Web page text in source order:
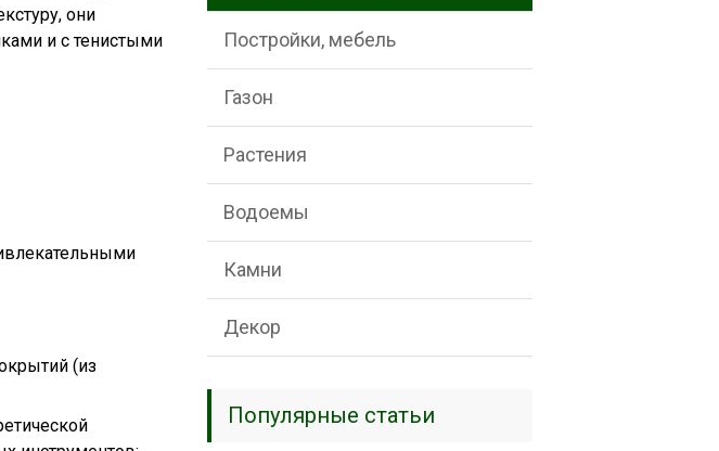
они
и с тенистыми
(из
Постройки, мебель
Газон
Растения
Водоемы
Камни
Декор
Популярные статьи